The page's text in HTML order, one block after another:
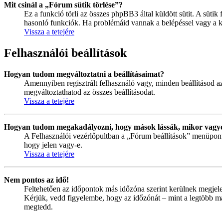
Mit csinál a „Fórum sütik törlése”?
Ez a funkció törli az összes phpBB3 által küldött sütit. A sütik
hasonló funkciók. Ha problémáid vannak a belépéssel vagy a
Vissza a tetejére
Felhasználói beállítások
Hogyan tudom megváltoztatni a beállításaimat?
Amennyiben regisztrált felhasználó vagy, minden beállításod
megváltoztathatod az összes beállításodat.
Vissza a tetejére
Hogyan tudom megakadályozni, hogy mások lássák, mikor
A Felhasználói vezérlőpultban a „Fórum beállítások”
hogy jelen vagy-e.
Vissza a tetejére
Nem pontos az idő!
Feltehetően az időpontok más időzóna szerint kerülnek
Kérjük, vedd figyelembe, hogy az időzónát – mint a legtöbb
megtedd.